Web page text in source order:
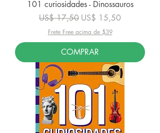
101 curiosidades - Dinossauros
Preço normal
US$ 17,50 Preço promocional
US$ 15,50
Frete Free acima de $39
COMPRAR